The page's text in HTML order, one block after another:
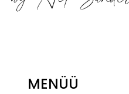
MENÜÜ